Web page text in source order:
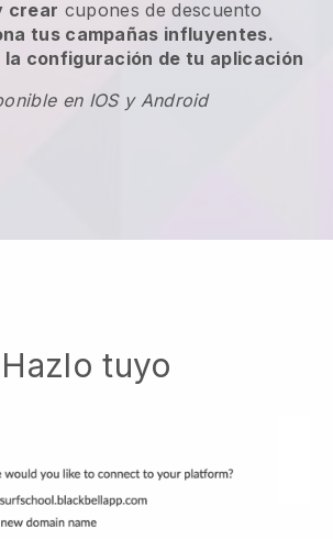
crear cupones de descuento
tus campañas influyentes.
la configuración de tu aplicación
en IOS y Android
Hazlo tuyo